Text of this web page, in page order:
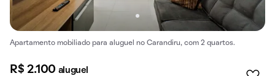
Apartamento mobiliado para aluguel no Carandiru, com 2 quartos.
R$ 2.100 aluguel